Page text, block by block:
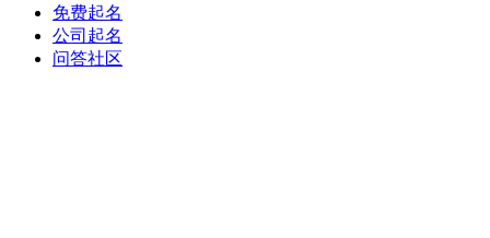
免费起名
公司起名
问答社区